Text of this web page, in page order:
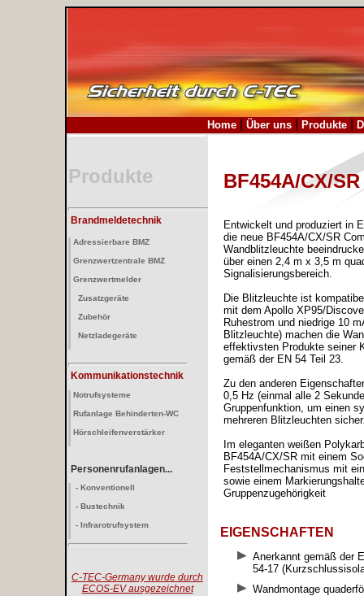
Home| Über uns| Produkte|
Produkte
Brandmeldetechnik
Adressierbare BMZ
Grenzwertzentrale BMZ
Grenzwertmelder
Zusatzgeräte
Zubehör
Netzladegeräte
Kommunikationstechnik
Notrufsysteme
Rufanlage Behinderten-WC
Hörschleifenverstärker
Personenrufanlagen...
- Konventionell
- Bustechnik
- Infrarotrufsystem
C-TEC-Germany wurde durch
ECOS-EV ausgezeichnet
BF454A/CX/
Entwickelt und produziert in
die neue BF454A/CX/SR
Wandblitzleuchte
über einen 2,4 m x 3,5 m
Signalisierungsbereich.
Die Blitzleuchte ist
mit dem Apollo XP95/
Ruhestrom und niedrige 10
Blitzleuchte) machen die
effektivsten Produkte seiner
gemäß der EN 54 Teil 23.
Zu den anderen
0,5 Hz (einmal alle 2
Gruppenfunktion, um einen
mehreren Blitzleuchten
Im eleganten weißen
BF454A/CX/SR mit einem
Feststellmechanismus mit
sowie einem
Gruppenzugehörigkeit
EIGENSCHAFTEN
Anerkannt gemäß der
54-17
Wandmontage